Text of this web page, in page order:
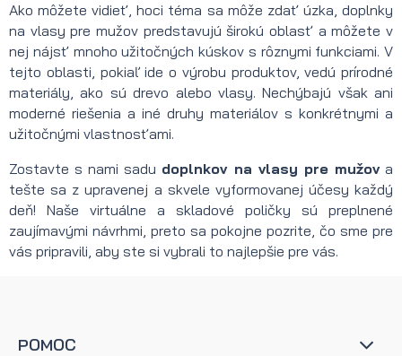
Ako môžete vidieť, hoci téma sa môže zdať úzka, doplnky
na vlasy pre mužov predstavujú širokú oblasť a môžete v
nej nájsť mnoho užitočných kúskov s rôznymi funkciami. V
tejto oblasti, pokiaľ ide o výrobu produktov, vedú prírodné
materiály, ako sú drevo alebo vlasy. Nechýbajú však ani
moderné riešenia a iné druhy materiálov s konkrétnymi a
užitočnými vlastnosťami.
Zostavte s nami sadu doplnkov na vlasy pre mužova
tešte sa z upravenej a skvele vyformovanej účesy každý
deň! Naše virtuálne a skladové poličky sú preplnené
zaujímavými návrhmi, preto sa pokojne pozrite, čo sme pre
vás pripravili, aby ste si vybrali to najlepšie pre vás.
POMOC